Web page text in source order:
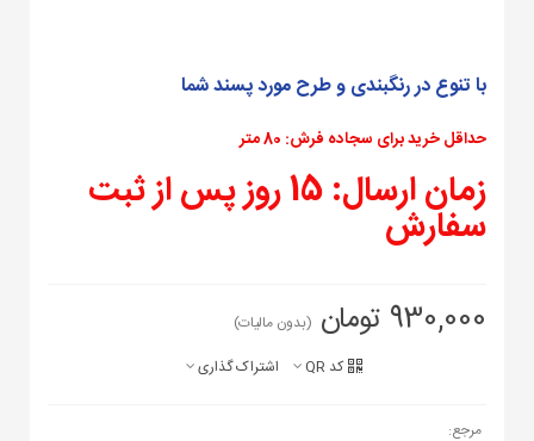
با تنوع در رنگبندی و طرح مورد پسند شما
حداقل خرید برای سجاده فرش: 80 متر
زمان ارسال: 15 روز پس از ثبت
سفارش
930,000 تومان
(بدون مالیات)
کد QR
اشتراک گذاری
مرجع: